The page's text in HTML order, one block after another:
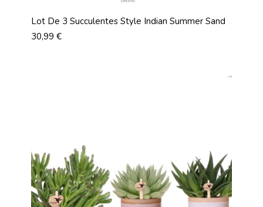
Lot De 3 Succulentes Style Indian Summer Sand
Prix
30,99 €